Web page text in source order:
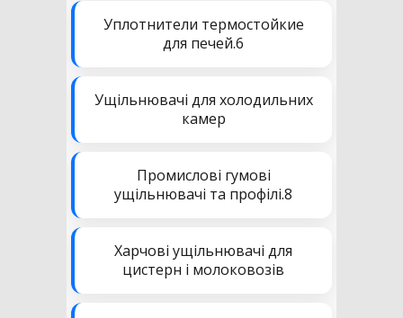
Уплотнители термостойкие
для печей.6
Ущільнювачі для холодильних
камер
Промислові гумові
ущільнювачі та профілі.8
Харчові ущільнювачі для
цистерн і молоковозів